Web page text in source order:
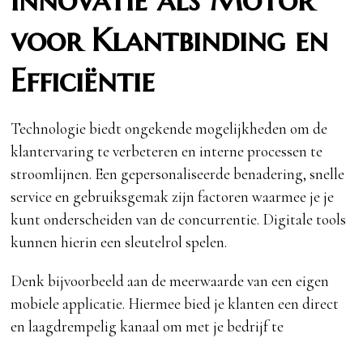
voor Klantbinding en
Efficiëntie
Technologie biedt ongekende mogelijkheden om de
klantervaring te verbeteren en interne processen te
stroomlijnen. Een gepersonaliseerde benadering, snelle
service en gebruiksgemak zijn factoren waarmee je je
kunt onderscheiden van de concurrentie. Digitale tools
kunnen hierin een sleutelrol spelen.
Denk bijvoorbeeld aan de meerwaarde van een eigen
mobiele applicatie. Hiermee bied je klanten een direct
en laagdrempelig kanaal om met je bedrijf te